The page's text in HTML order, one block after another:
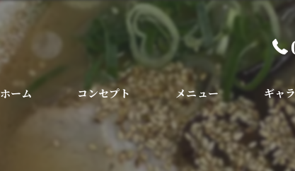
ホーム コンセプト メニュー ギャ